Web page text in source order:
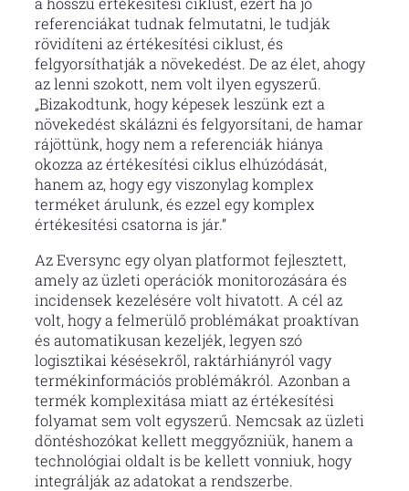
referenciákat tudnak felmutatni, le tudják
rövidíteni az értékesítési ciklust, és
felgyorsíthatják a növekedést. De az élet, ahogy
az lenni szokott, nem volt ilyen egyszerű.
„Bizakodtunk, hogy képesek leszünk ezt a
növekedést skálázni és felgyorsítani, de hamar
rájöttünk, hogy nem a referenciák hiánya
okozza az értékesítési ciklus elhúzódását,
hanem az, hogy egy viszonylag komplex
terméket árulunk, és ezzel egy komplex
értékesítési csatorna is jár.”
Az Eversync egy olyan platformot fejlesztett,
amely az üzleti operációk monitorozására és
incidensek kezelésére volt hivatott. A cél az
volt, hogy a felmerülő problémákat proaktívan
és automatikusan kezeljék, legyen szó
logisztikai késésekről, raktárhiányról vagy
termékinformációs problémákról. Azonban a
termék komplexitása miatt az értékesítési
folyamat sem volt egyszerű. Nemcsak az üzleti
döntéshozókat kellett meggyőzniük, hanem a
technológiai oldalt is be kellett vonniuk, hogy
integrálják az adatokat a rendszerbe.